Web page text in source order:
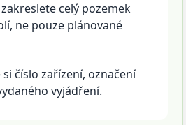
celý pozemek
ne pouze plánované
číslo zařízení, označení
vyjádření.